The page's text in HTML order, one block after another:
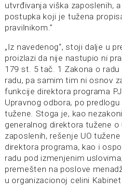
utvrđivanja viška zaposlenih,
postupka koji je tužena
pravilnikom.“
„Iz navedenog“, stoji dalje u
proizlazi da nije nastupio ni
179 st. 5 tač. 1 Zakona o
radu, pa samim tim ni osnov
funkcije direktora programa
Upravnog odbora, po
tužene. Stoga je, kao
generalnog direktora tužene
zaposlenih, rešenje UO
direktora programa, kao i
radu pod izmenjenim
premešten na poslove
u organizacionoj celini